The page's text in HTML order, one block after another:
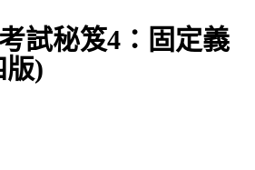
試秘笈4：固定義
版)